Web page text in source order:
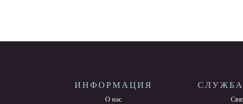
ИНФОРМАЦИЯ
О нас